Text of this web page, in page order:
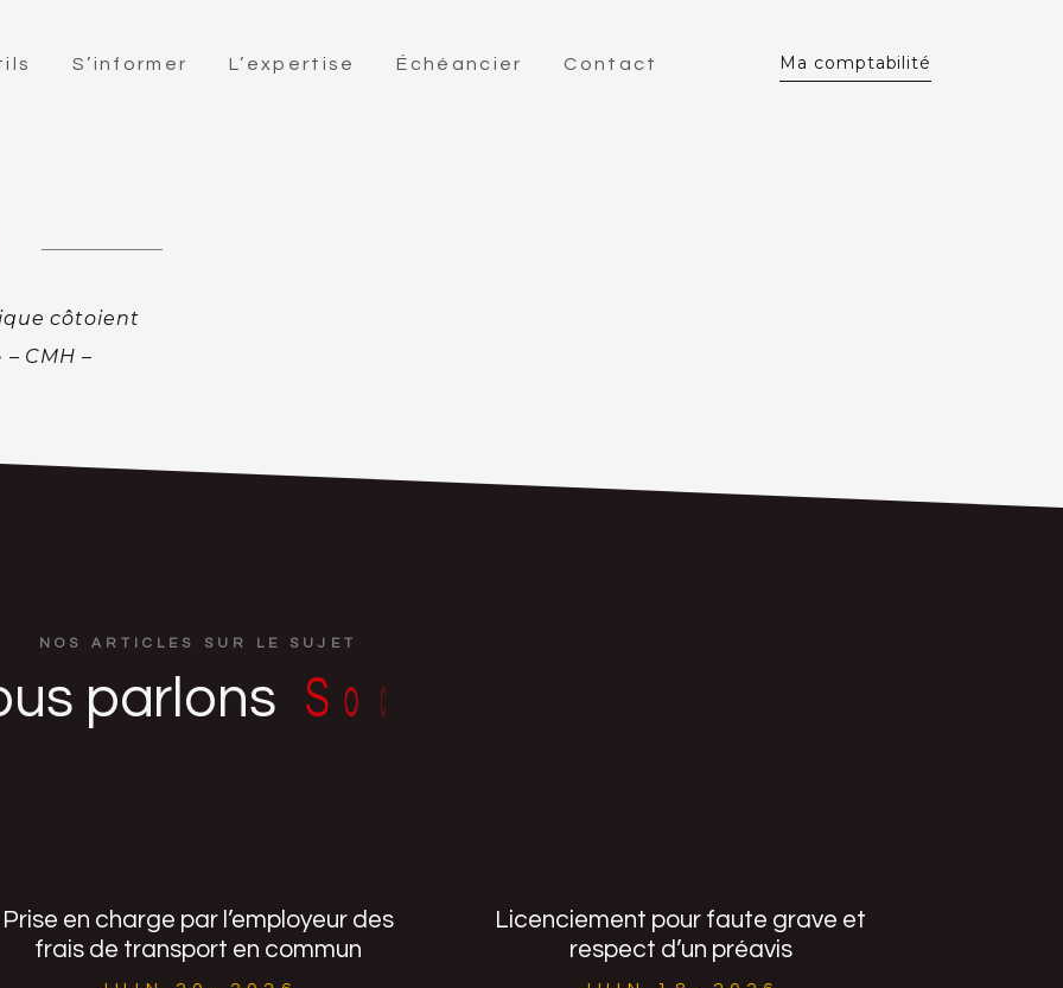
S’informer L’expertise Échéancier Contact Ma comptabilité
côtoient
CMH –
NOS ARTICLES SUR LE SUJET
parlons S o c
Prise en charge par l’employeur des
frais de transport en commun
Licenciement pour faute grave et
respect d’un préavis
FAUTE GRAVE. SI LA PROCÉDURE DE
LICENCIEMENT EST MENÉE JUSQU’À
SON TERME, MON SALARIÉ
BÉNÉFICIERA-T-IL D’UN PRÉAVIS ?.."